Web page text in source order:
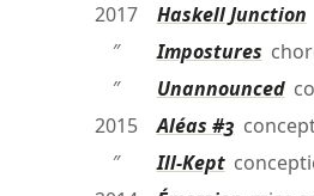
2017
Haskell Junction
″
Impostures
″
Unannounced
2015
Aléas #3
″
Ill-Kept